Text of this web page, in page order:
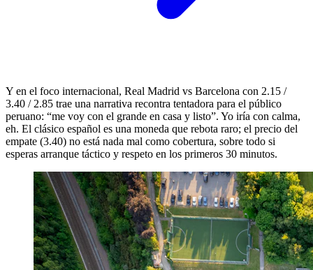
Y en el foco internacional, Real Madrid vs Barcelona con 2.15 /
3.40 / 2.85 trae una narrativa recontra tentadora para el público
peruano: “me voy con el grande en casa y listo”. Yo iría con calma,
eh. El clásico español es una moneda que rebota raro; el precio del
empate (3.40) no está nada mal como cobertura, sobre todo si
esperas arranque táctico y respeto en los primeros 30 minutos.